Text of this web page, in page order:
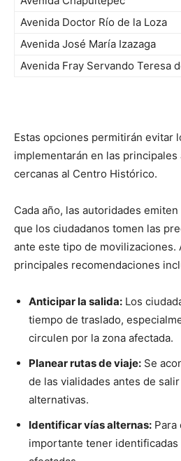
Avenida Doctor Río de la Loza
Avenida José María Izazaga
Avenida Fray Servando Teresa
Estas opciones permitirán evitar
implementarán en las principales
cercanas al Centro Histórico.
Cada año, las autoridades
que los ciudadanos tomen las
ante este tipo de movilizaciones.
principales recomendaciones
Anticipar la salida: Los
tiempo de traslado,
circulen por la zona afectada.
Planear rutas de viaje: Se
de las vialidades antes de
alternativas.
Identificar vías alternas: Para
importante tener identificadas